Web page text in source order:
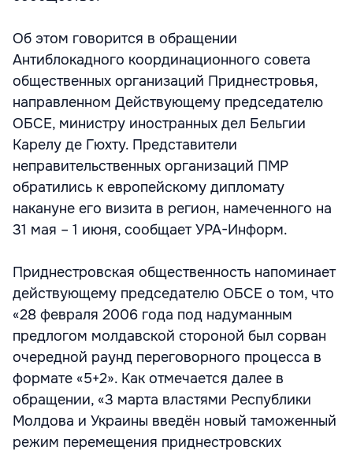
Об этом говорится в обращении
Антиблокадного координационного совета
общественных организаций Приднестровья,
направленном Действующему председателю
ОБСЕ, министру иностранных дел Бельгии
Карелу де Гюхту. Представители
неправительственных организаций ПМР
обратились к европейскому дипломату
накануне его визита в регион, намеченного на
31 мая – 1 июня, сообщает УРА-Информ.
Приднестровская общественность напоминает
действующему председателю ОБСЕ о том, что
«28 февраля 2006 года под надуманным
предлогом молдавской стороной был сорван
очередной раунд переговорного процесса в
формате «5+2». Как отмечается далее в
обращении, «3 марта властями Республики
Молдова и Украины введён новый таможенный
режим перемещения приднестровских